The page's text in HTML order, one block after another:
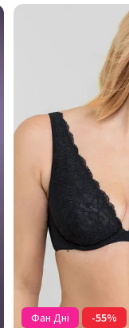
Фан Дні -55%